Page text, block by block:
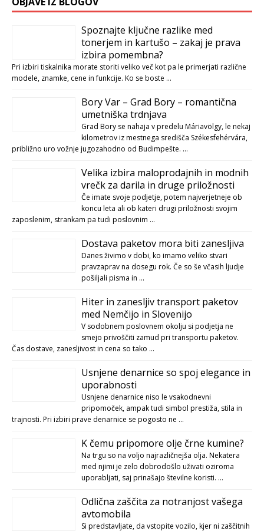
Spoznajte ključne razlike med
tonerjem in kartušo – zakaj je prava
izbira pomembna?
Pri izbiri tiskalnika morate storiti veliko več kot pa le primerjati različne
modele, znamke, cene in funkcije. Ko se boste …
Bory Var – Grad Bory – romantična
umetniška trdnjava
Grad Bory se nahaja v predelu Máriavölgy, le nekaj
kilometrov iz mestnega središča Székesfehérvára,
približno uro vožnje jugozahodno od Budimpešte. …
Velika izbira maloprodajnih in modnih
vrečk za darila in druge priložnosti
Če imate svoje podjetje, potem najverjetneje ob
koncu leta ali ob kateri drugi priložnosti svojim
zaposlenim, strankam pa tudi poslovnim …
Dostava paketov mora biti zanesljiva
Danes živimo v dobi, ko imamo veliko stvari
pravzaprav na dosegu rok. Če so še včasih ljudje
pošiljali pisma in …
Hiter in zanesljiv transport paketov
med Nemčijo in Slovenijo
V sodobnem poslovnem okolju si podjetja ne
smejo privoščiti zamud pri transportu paketov.
Čas dostave, zanesljivost in cena so tako …
Usnjene denarnice so spoj elegance in
uporabnosti
Usnjene denarnice niso le vsakodnevni
pripomoček, ampak tudi simbol prestiža, stila in
trajnosti. Pri izbiri prave denarnice se pogosto ne …
K čemu pripomore olje črne kumine?
Na trgu so na voljo najrazličnejša olja. Nekatera
med njimi je zelo dobrodošlo uživati oziroma
uporabljati, saj prinašajo številne koristi. …
Odlična zaščita za notranjost vašega
avtomobila
Si predstavljate, da vstopite vozilo, kjer ni zaščitnih